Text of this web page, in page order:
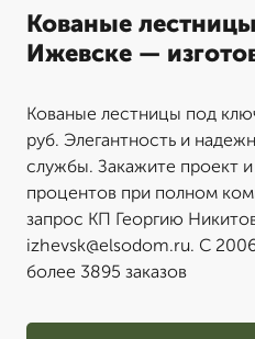
Кованые
Ижевске —
Кованые лестницы под
руб. Элегантность и
службы. Закажите проект
процентов при полном
запрос КП Георгию
izhevsk@elsodom.ru. С
более 3895 заказов